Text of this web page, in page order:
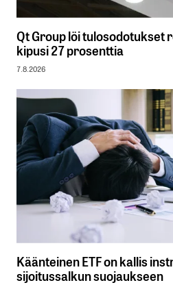
Qt Group löi tulosodotukset
kipusi 27 prosenttia
7.8.2026
Käänteinen ETF on kallis
sijoitussalkun suojaukseen